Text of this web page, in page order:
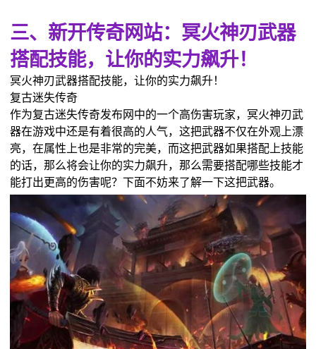
三、新开传奇网站：冥火神刃武器
搭配技能，让你的实力飙升！
冥火神刃武器搭配技能，让你的实力飙升！
复古迷失传奇
作为复古迷失传奇发布网中的一个高伤害玩家，冥火神刃武
器在游戏中还是有着很高的人气，这把武器不仅在外观上漂
亮，在属性上也是非常的完美，而这把武器如果搭配上技能
的话，那么将会让你的实力飙升，那么需要搭配哪些技能才
能打出更高的伤害呢？下面不妨来了解一下这把武器。